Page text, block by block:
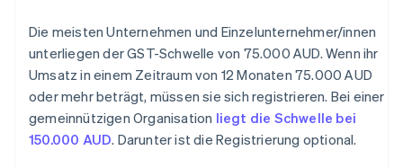
Die meisten Unternehmen und Einzelunternehmer/innen
unterliegen der GST-Schwelle von 75.000 AUD. Wenn ihr
Umsatz in einem Zeitraum von 12 Monaten 75.000 AUD
oder mehr beträgt, müssen sie sich registrieren. Bei einer
gemeinnützigen Organisation liegt die Schwelle bei
150.000 AUD. Darunter ist die Registrierung optional.